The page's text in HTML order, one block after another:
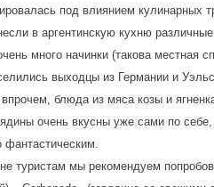
под влиянием кулинарных
в аргентинскую кухню
много начинки (такова
выходцы из Германии и
блюда из мяса козы и
очень вкусны уже сами по
фантастическим.
туристам мы рекомендуем